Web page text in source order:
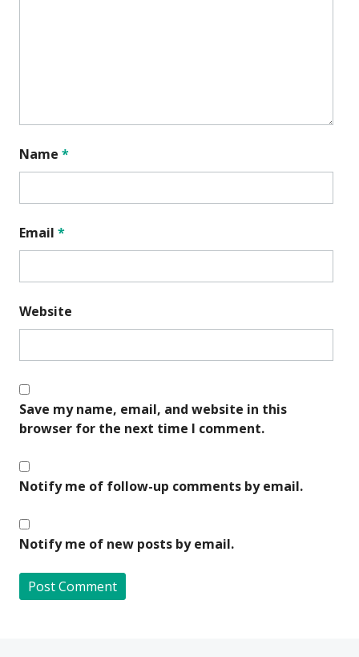
Name *
Email *
Website
Save my name, email, and website in this
browser for the next time I comment.
Notify me of follow-up comments by email.
Notify me of new posts by email.